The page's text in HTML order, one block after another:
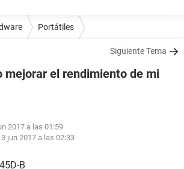
Portátiles
Siguiente Tema
mejorar el rendimiento de mi
2017 a las 01:59
jun 2017 a las 02:33
B